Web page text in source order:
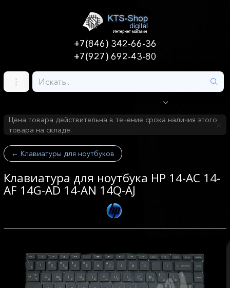
+7(846) 342-66-36
+7(927) 692-43-80
Цена товара действительна в течение срока наличия этого
товара на складе.
← Клавиатуры для ноутбуков
Клавиатура для ноутбука HP 14-AC 14-
AF 14G-AD 14-AN 14Q-AJ